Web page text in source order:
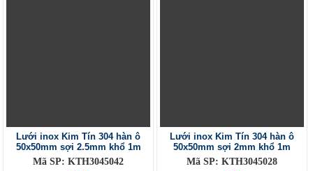
Lưới inox Kim Tín 304 hàn ô
50x50mm sợi 2.5mm khổ 1m
Mã SP: KTH3045042
Lưới inox Kim Tín 304 hàn ô
50x50mm sợi 2mm khổ 1m
Mã SP: KTH3045028